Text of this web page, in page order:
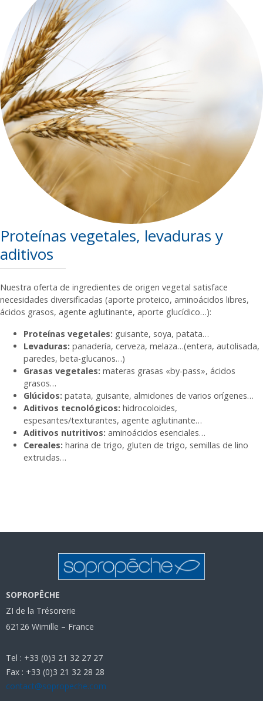
Proteínas vegetales, levaduras y
aditivos
Nuestra oferta de ingredientes de origen vegetal satisface
necesidades diversificadas (aporte proteico, aminoácidos libres,
ácidos grasos, agente aglutinante, aporte glucídico…):
Proteínas vegetales: guisante, soya, patata…
Levaduras: panadería, cerveza, melaza…(entera, autolisada,
paredes, beta-glucanos…)
Grasas vegetales: materas grasas «by-pass», ácidos
grasos…
Glúcidos: patata, guisante, almidones de varios orígenes…
Aditivos tecnológicos: hidrocoloides,
espesantes/texturantes, agente aglutinante…
Aditivos nutritivos: aminoácidos esenciales…
Cereales: harina de trigo, gluten de trigo, semillas de lino
extruidas…
SOPROPÊCHE
ZI de la Trésorerie
62126 Wimille – France
Tel : +33 (0)3 21 32 27 27
Fax : +33 (0)3 21 32 28 28
contact@sopropeche.com